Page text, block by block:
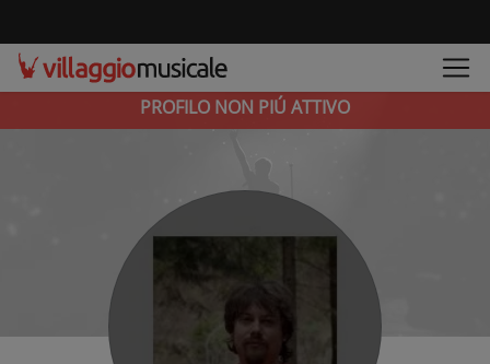
PROFILO NON PIÚ ATTIVO